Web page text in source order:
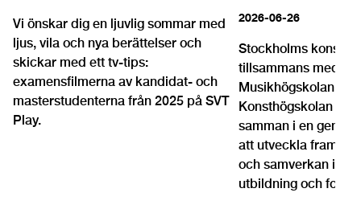
Vi önskar dig en ljuvlig sommar med
ljus, vila och nya berättelser och
skickar med ett tv-tips:
examensfilmerna av kandidat- och
masterstudenterna från 2025 på SVT
Play.
2026-06-26
Stockholms
tillsammans med
Musikhögskolan,
Konsthögskolan
samman i en
att utveckla
och samverkan
utbildning och